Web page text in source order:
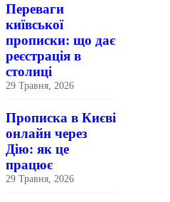
Переваги
київської
прописки: що дає
реєстрація в
столиці
29 Травня, 2026
Прописка в Києві
онлайн через
Дію: як це
працює
29 Травня, 2026